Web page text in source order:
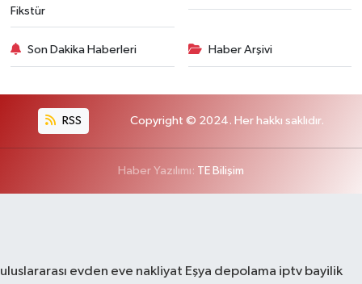
Fikstür
Son Dakika Haberleri Haber Arşivi
RSS Copyright © 2024. Her hakkı saklıdır.
Haber Yazılımı: TE Bilişim
uluslararası evden eve nakliyat Eşya depolama iptv bayilik